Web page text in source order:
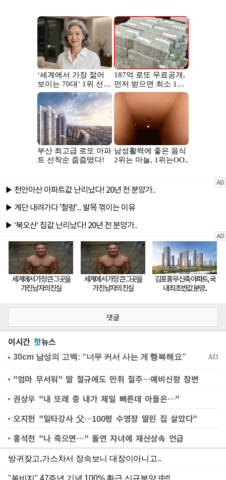
댓글
이시간 핫뉴스
"엄마 무서워" 딸 절규에도 만취 질주…예비신랑 참변
권상우 "내 또래 중 내가 제일 빠른데 아들은…"
오지헌 "일타강사 父…100평 수영장 딸린 집 살았다"
홍석천 "나 죽으면…" 돌연 자녀에 재산상속 언급